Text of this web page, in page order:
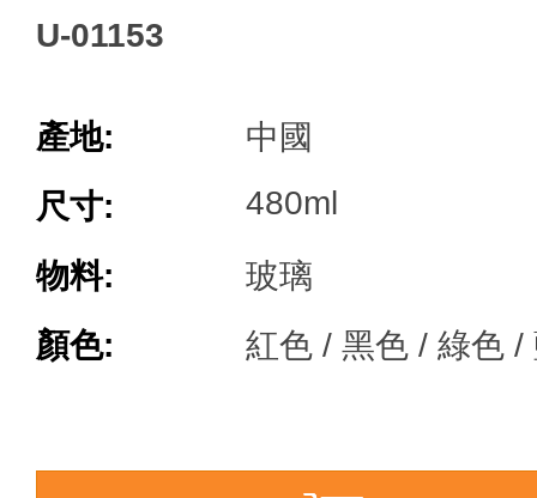
U-01153
產地:
中國
尺寸:
480ml
物料:
玻璃
顏色:
紅色 / 黑色 / 綠色 /